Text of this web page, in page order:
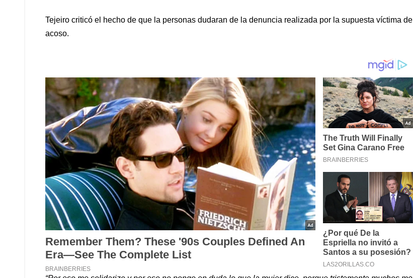
Tejeiro criticó el hecho de que la personas dudaran de la denuncia realizada por la supuesta víctima de
acoso.